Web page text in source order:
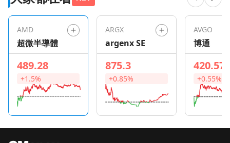
AMD
超微半導體
489.28
+1.5%
ARGX
argenx SE
875.3
+0.85%
AVGO
博通
420.57
+0.55%